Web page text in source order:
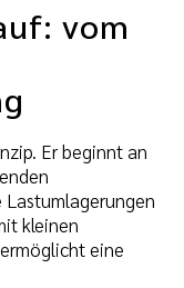
vom
Er beginnt an
kleinen
eine